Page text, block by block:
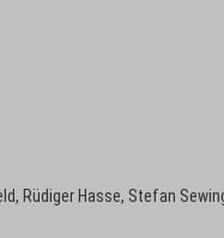
Rüdiger Hasse, Stefan